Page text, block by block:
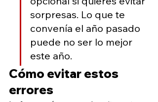
sorpresas. Lo que te
convenía el año pasado
puede no ser lo mejor
este año.
Cómo evitar estos
errores